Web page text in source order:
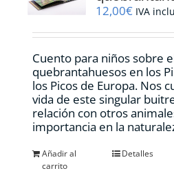
12,00€ IVA
Cuento para niños sobre
quebrantahuesos en los
los Picos de Europa. Nos
vida de este singular
relación con otros
importancia en la
Añadir al
carrito
Detalles